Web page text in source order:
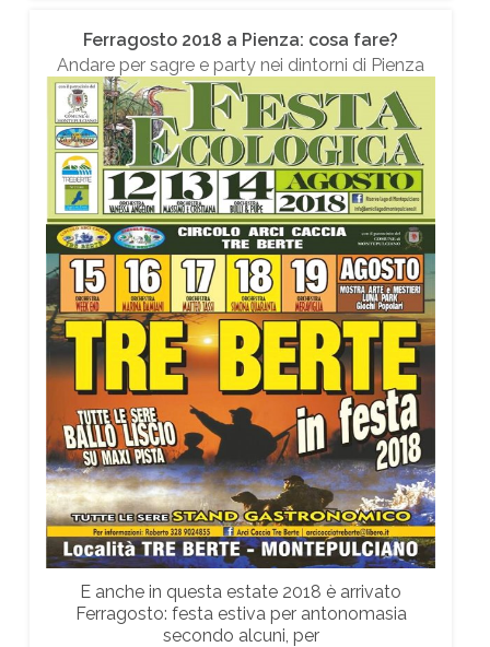
Ferragosto 2018 a Pienza: cosa fare?
Andare per sagre e party nei dintorni di Pienza
E anche in questa estate 2018 è arrivato
Ferragosto: festa estiva per antonomasia
secondo alcuni, per